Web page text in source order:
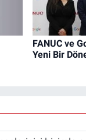
FANUC ve
Yeni Bir